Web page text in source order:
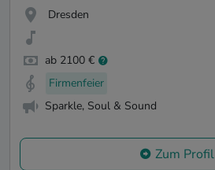
Dresden
ab 2100 €
Firmenfeier
Sparkle, Soul & Sound
Zum Profil